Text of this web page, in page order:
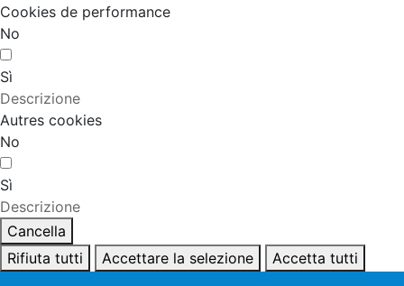
Cookies de performance
No
Sì
Descrizione
Autres cookies
No
Sì
Descrizione
Cancella
Rifiuta tutti
Accettare la selezione Accetta tutti